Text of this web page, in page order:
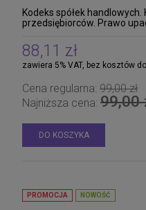
Kodeks spółek
przedsiębiorców. Prawo
88,11 zł
zawiera 5% VAT, bez kosztów
Cena regularna: 99,00 zł
Najniższa cena: 99,00
DO KOSZYKA
PROMOCJA NOWOŚĆ